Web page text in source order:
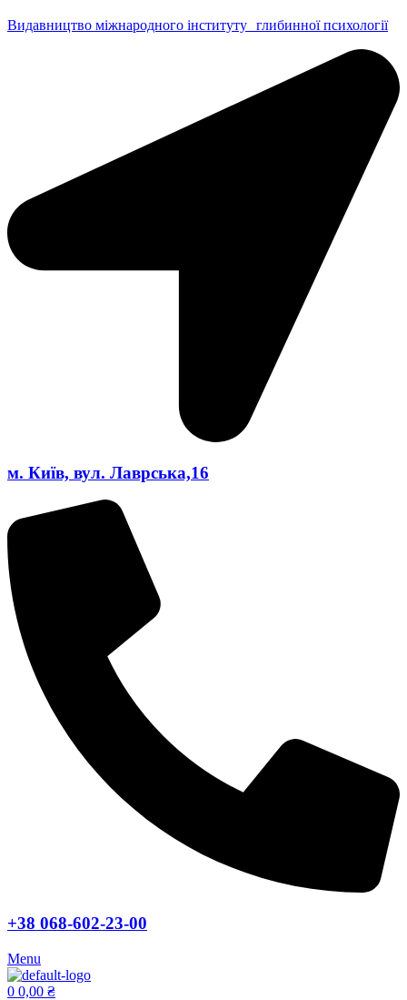
Видавництво міжнародного інституту глибинної психології
м. Київ, вул. Лаврська,16
+38 068-602-23-00
Menu
0 0,00 ₴